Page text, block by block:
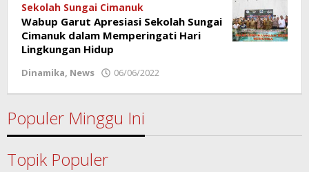
Sekolah Sungai Cimanuk
Wabup Garut Apresiasi Sekolah Sungai
Cimanuk dalam Memperingati Hari
Lingkungan Hidup
Dinamika, News 06/06/2022
Populer Minggu Ini
Topik Populer